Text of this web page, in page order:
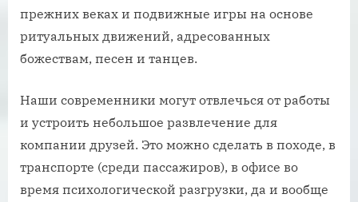
прежних веках и подвижные игры на основе
ритуальных движений, адресованных
божествам, песен и танцев.
Наши современники могут отвлечься от работы
и устроить небольшое развлечение для
компании друзей. Это можно сделать в походе, в
транспорте (среди пассажиров), в офисе во
время психологической разгрузки, да и вообще